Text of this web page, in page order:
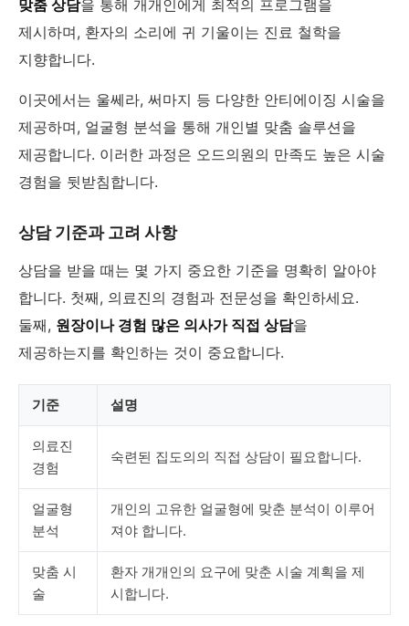
맞춤 상담을 통해 개개인에게 최적의 프로그램을
제시하며, 환자의 소리에 귀 기울이는 진료 철학을
지향합니다.
이곳에서는 울쎄라, 써마지 등 다양한 안티에이징 시술을
제공하며, 얼굴형 분석을 통해 개인별 맞춤 솔루션을
제공합니다. 이러한 과정은 오드의원의 만족도 높은 시술
경험을 뒷받침합니다.
상담 기준과 고려 사항
상담을 받을 때는 몇 가지 중요한 기준을 명확히 알아야
합니다. 첫째, 의료진의 경험과 전문성을 확인하세요.
둘째, 원장이나 경험 많은 의사가 직접 상담을
제공하는지를 확인하는 것이 중요합니다.
기준 설명
의료진
경험
숙련된 집도의의 직접 상담이 필요합니다.
얼굴형
분석
개인의 고유한 얼굴형에 맞춘 분석이 이루어
져야 합니다.
맞춤 시
술
환자 개개인의 요구에 맞춘 시술 계획을 제
시합니다.